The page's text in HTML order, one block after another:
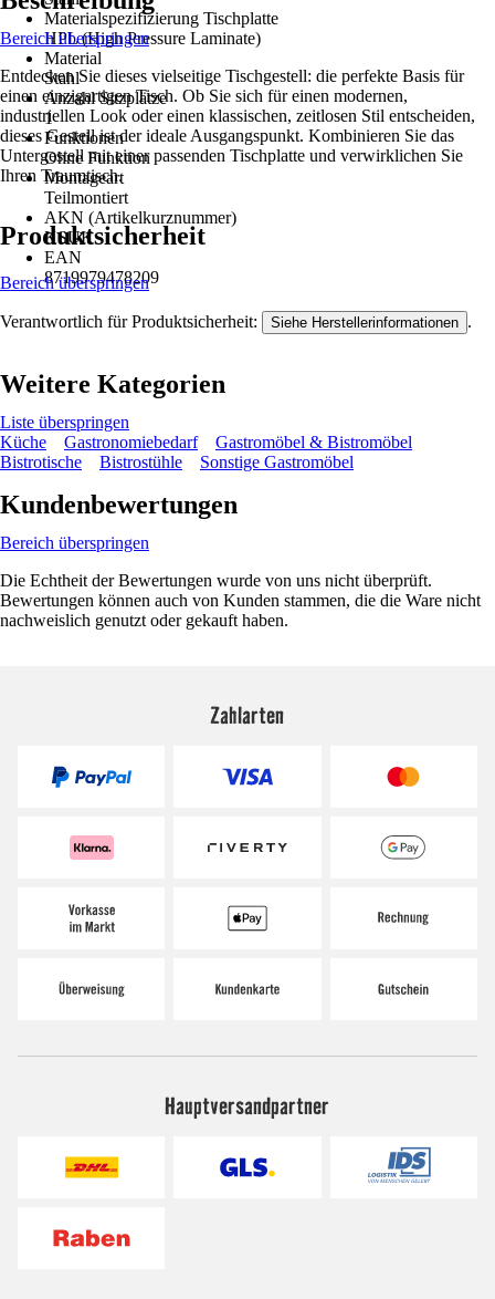
Materialspezifizierung Tischplatte
HPL (High Pressure Laminate)
Material
Stahl
Anzahl Sitzplätze
1
Funktionen
Ohne Funktion
Montageart
Teilmontiert
AKN (Artikelkurznummer)
KSUK
EAN
8719979478209
Bereich überspringen
Entdecken Sie dieses vielseitige Tischgestell: die perfekte Basis für
einen einzigartigen Tisch. Ob Sie sich für einen modernen,
industriellen Look oder einen klassischen, zeitlosen Stil entscheiden,
dieses Gestell ist der ideale Ausgangspunkt. Kombinieren Sie das
Untergestell mit einer passenden Tischplatte und verwirklichen Sie
Ihren Traumtisch.
Produktsicherheit
Bereich überspringen
Verantwortlich für Produktsicherheit: Siehe Herstellerinformationen .
Weitere Kategorien
Liste überspringen
Küche
Gastronomiebedarf
Gastromöbel & Bistromöbel
Bistrotische
Bistrostühle Sonstige Gastromöbel
Kundenbewertungen
Bereich überspringen
Die Echtheit der Bewertungen wurde von uns nicht überprüft.
Bewertungen können auch von Kunden stammen, die die Ware nicht
nachweislich genutzt oder gekauft haben.
Zahlarten
Hauptversandpartner